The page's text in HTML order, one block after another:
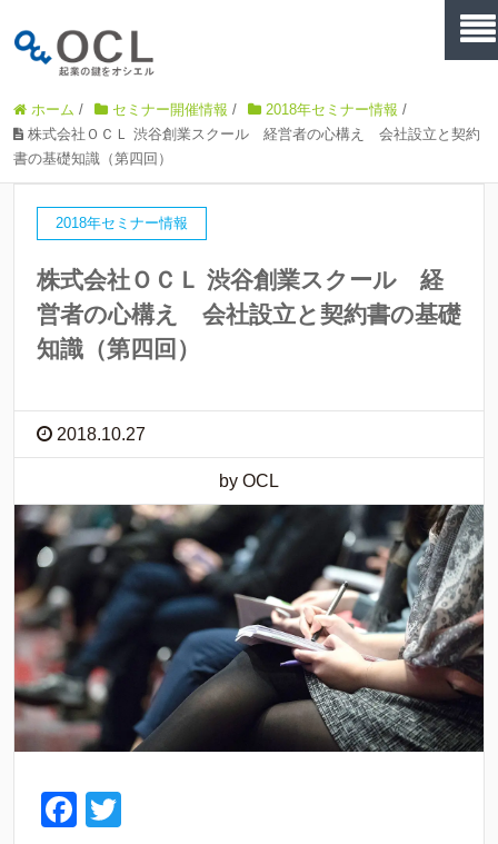
ホーム / セミナー開催情報 / 2018年セミナー情報 /
株式会社ＯＣＬ 渋谷創業スクール 経営者の心構え 会社設立と契約
書の基礎知識（第四回）
2018年セミナー情報
株式会社ＯＣＬ 渋谷創業スクール 経
営者の心構え 会社設立と契約書の基礎
知識（第四回）
2018.10.27
by OCL
F